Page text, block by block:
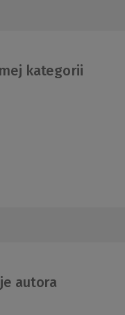
kategorii
autora